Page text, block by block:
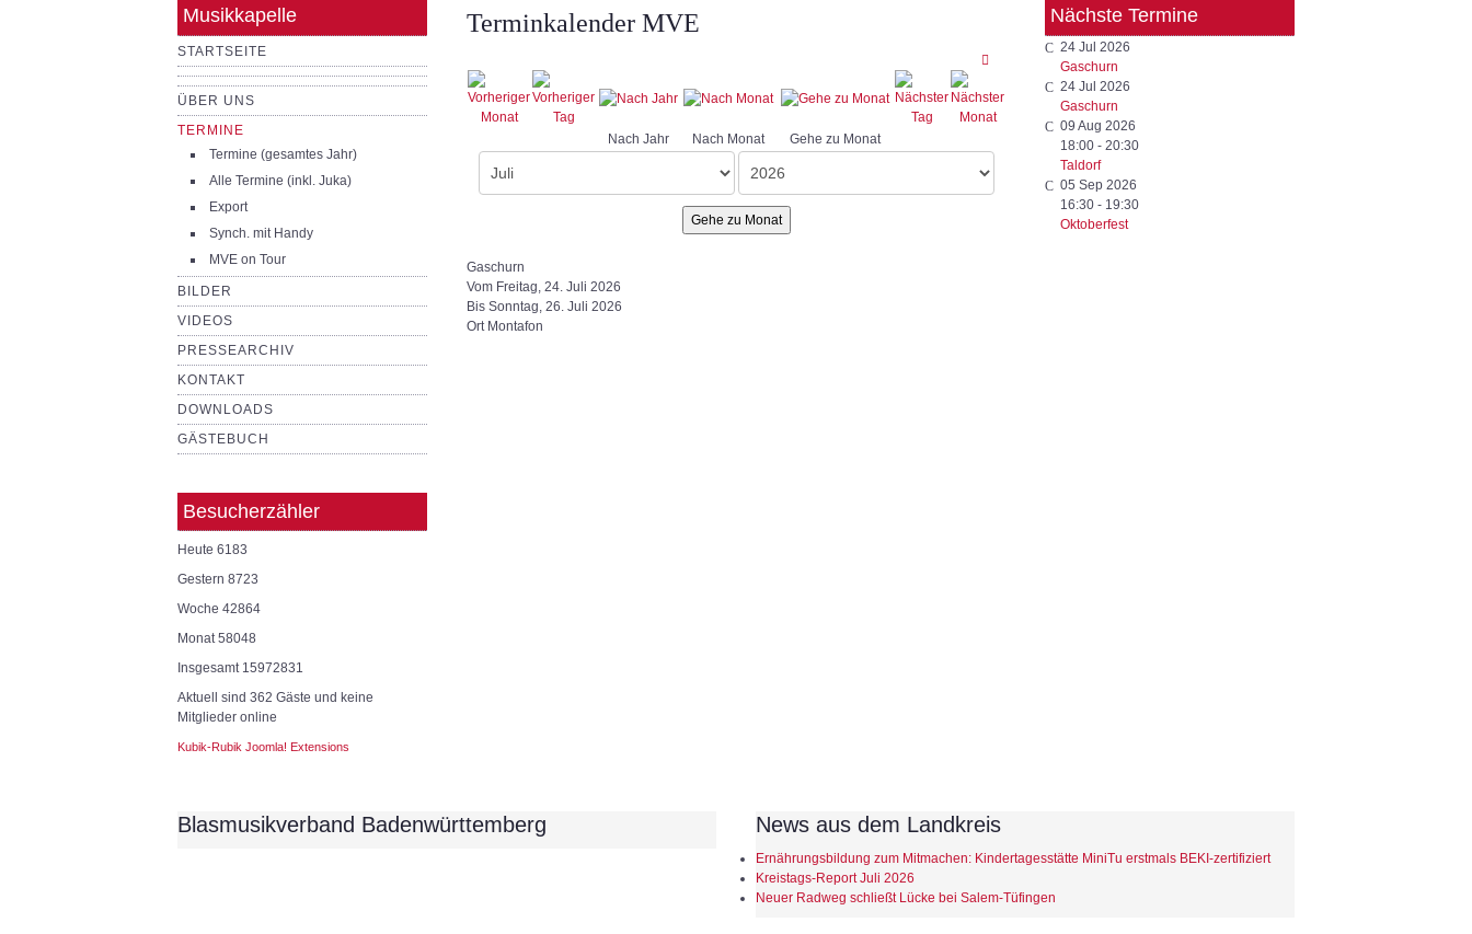
Musikkapelle
STARTSEITE
ÜBER UNS
TERMINE
Termine (gesamtes Jahr)
Alle Termine (inkl. Juka)
Export
Synch. mit Handy
MVE on Tour
BILDER
VIDEOS
PRESSEARCHIV
KONTAKT
DOWNLOADS
GÄSTEBUCH
Besucherzähler
Heute 6183
Gestern 8723
Woche 42864
Monat58048
Insgesamt 15972831
Aktuell sind 362 Gäste und keine
Mitglieder online
Kubik-Rubik Joomla! Extensions
Terminkalender MVE
Nach Jahr Nach Monat Gehe zu Monat
Gehe zu Monat
Gaschurn
Vom Freitag, 24. Juli 2026
Bis Sonntag, 26. Juli 2026
Ort Montafon
Nächste Termine
24 Jul 2026
Gaschurn
24 Jul 2026
Gaschurn
09 Aug 2026
18:00 - 20:30
Taldorf
05 Sep 2026
16:30 - 19:30
Oktoberfest
Blasmusikverband Badenwürttemberg News aus dem Landkreis
Ernährungsbildung zum Mitmachen: Kindertagesstätte MiniTu erstmals BEKI-zertifiziert
Kreistags-Report Juli 2026
Neuer Radweg schließt Lücke bei Salem-Tüfingen